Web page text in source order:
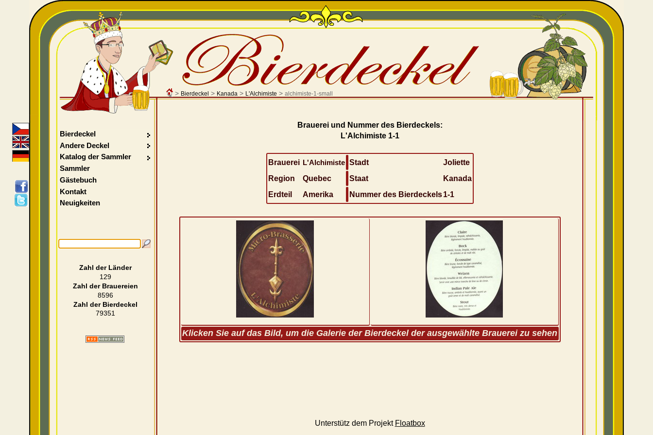
> Bierdeckel > Kanada> L'Alchimiste > alchimiste-1-small
Brauerei und Nummer des Bierdeckels:
L'Alchimiste 1-1
Brauerei L'Alchimiste Stadt
Joliette
Region
Quebec Staat
Kanada
Erdteil
Amerika Nummer des Bierdeckels 1-1
Klicken Sie auf das Bild, um die Galerie der Bierdeckel der ausgewählte Brauerei zu sehen
Unterstütz dem Projekt Floatbox
Bierdeckel
Andere Deckel
Katalog der Sammler
Sammler
Gästebuch
Kontakt
Neuigkeiten
Zahl der Länder
129
Zahl der Brauereien
8596
Zahl der Bierdeckel
79351